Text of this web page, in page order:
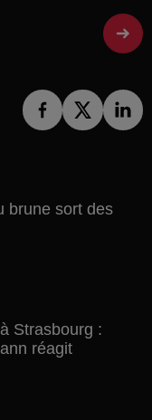
brune sort des
Strasbourg :
réagit